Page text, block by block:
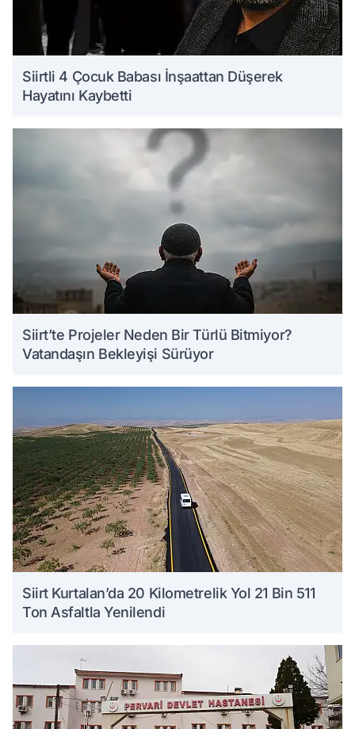
Siirtli 4 Çocuk Babası İnşaattan Düşerek
Hayatını Kaybetti
Siirt’te Projeler Neden Bir Türlü Bitmiyor?
Vatandaşın Bekleyişi Sürüyor
Siirt Kurtalan’da 20 Kilometrelik Yol 21 Bin 511
Ton Asfaltla Yenilendi